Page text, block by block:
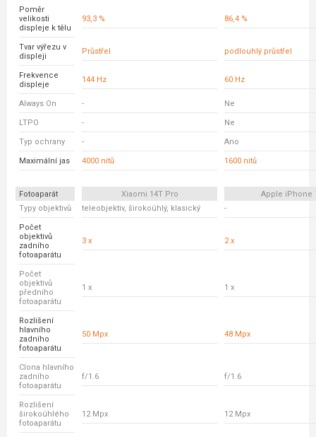
Poměr
velikosti
displeje k tělu
93,3 % 86,4 %
Tvar výřezu v
displeji
Průstřel podlouhlý průstřel
Frekvence
displeje
144 Hz 60 Hz
Always On - Ne
LTPO - Ne
Typ ochrany - Ano
Maximální jas 4000 nitů 1600 nitů
Fotoaparát Xiaomi 14T Pro
Apple iPhone
Typy objektivů
teleobjektiv, širokoúhlý, klasický -
Počet
objektivů
zadního
fotoaparátu
3 x 2 x
Počet
objektivů
předního
fotoaparátu
1 x 1 x
Rozlišení
hlavního
zadního
fotoaparátu
50 Mpx 48 Mpx
Clona hlavního
zadního
fotoaparátu
f/1.6 f/1.6
Rozlišení
širokoúhlého
fotoaparátu
12 Mpx 12 Mpx